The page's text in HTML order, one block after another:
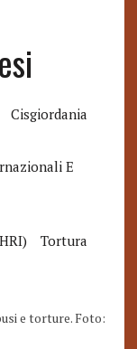
Cisgiordania
E
Tortura
e torture. Foto: